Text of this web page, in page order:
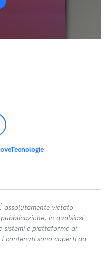
assolutamente vietato
in qualsiasi
sistemi e piattaforme di
contenuti sono coperti da